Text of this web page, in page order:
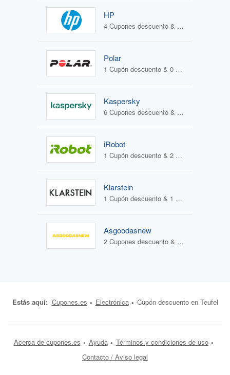
HP
4 Cupones descuento & 1 Oferta
Polar
1 Cupón descuento & 0 Ofertas
Kaspersky
6 Cupones descuento & 1 Oferta
iRobot
1 Cupón descuento & 2 Ofertas
Klarstein
1 Cupón descuento & 1 Oferta
Asgoodasnew
2 Cupones descuento & 0 Ofertas
Estás aquí: Cupones.es Electrónica Cupón descuento en Teufel
Acerca de cupones.es Ayuda
Términos y condiciones de uso
Contacto / Aviso legal